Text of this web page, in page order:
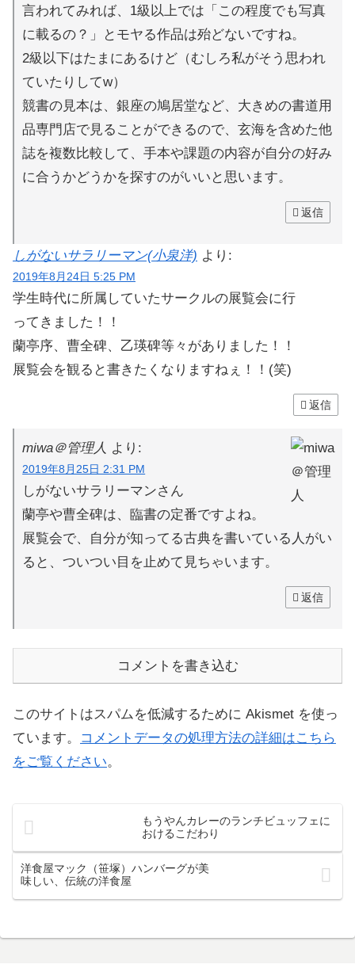
言われてみれば、1級以上では「この程度でも写真
に載るの？」とモヤる作品は殆どないですね。
2級以下はたまにあるけど（むしろ私がそう思われ
ていたりしてw）
競書の見本は、銀座の鳩居堂など、大きめの書道用
品専門店で見ることができるので、玄海を含めた他
誌を複数比較して、手本や課題の内容が自分の好み
に合うかどうかを探すのがいいと思います。
返信
しがないサラリーマン(小泉洋) より:
2019年8月24日 5:25 PM
学生時代に所属していたサークルの展覧会に行
ってきました！！
蘭亭序、曹全碑、乙瑛碑等々がありました！！
展覧会を観ると書きたくなりますねぇ！！(笑)
返信
miwa＠管理人 より:
2019年8月25日 2:31 PM
しがないサラリーマンさん
蘭亭や曹全碑は、臨書の定番ですよね。
展覧会で、自分が知ってる古典を書いている人がい
ると、ついつい目を止めて見ちゃいます。
返信
コメントを書き込む
このサイトはスパムを低減するために Akismet を使っ
ています。
コメントデータの処理方法の詳細はこちら
をご覧ください。
もうやんカレーのランチビュッフェに
おけるこだわり
洋食屋マック（笹塚）ハンバーグが美
味しい、伝統の洋食屋